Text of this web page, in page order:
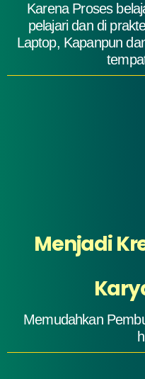
Karena Proses
pelajari dan di
Laptop, Kapanpun
Menjadi
Memudahkan